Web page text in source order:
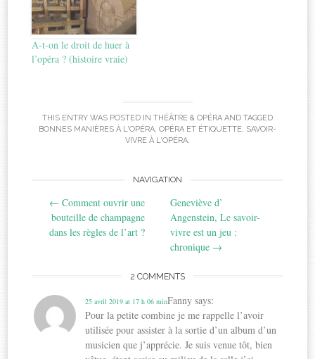
A-t-on le droit de huer à
l’opéra ? (histoire vraie)
THIS ENTRY WAS POSTED IN THÉÂTRE & OPÉRA AND TAGGED
BONNES MANIÈRES À L'OPÉRA, OPÉRA ET ÉTIQUETTE, SAVOIR-
VIVRE À L'OPÉRA.
navigation
NAVIGATION
← Comment ouvrir une
bouteille de champagne
dans les règles de l’art ?
Geneviève d’
Angenstein, Le savoir-
vivre est un jeu :
chronique →
2 COMMENTS
Fanny says:
25 avril 2019 at 17 h 06 min
Pour la petite combine je me rappelle l’avoir
utilisée pour assister à la sortie d’un album d’un
musicien que j’apprécie. Je suis venue tôt, bien